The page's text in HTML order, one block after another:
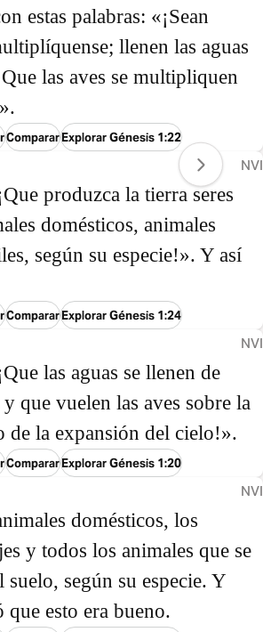
estas palabras: «¡Sean
llenen las aguas
las aves se multipliquen
CompararExplorar Génesis 1:22
NVI
produzca la tierra seres
domésticos, animales
según su especie!». Y así
CompararExplorar Génesis 1:24
NVI
las aguas se llenen de
que vuelen las aves sobre la
de la expansión del cielo!».
CompararExplorar Génesis 1:20
NVI
domésticos, los
y todos los animales que se
suelo, según su especie. Y
esto era bueno.